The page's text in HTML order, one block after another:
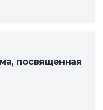
посвященная